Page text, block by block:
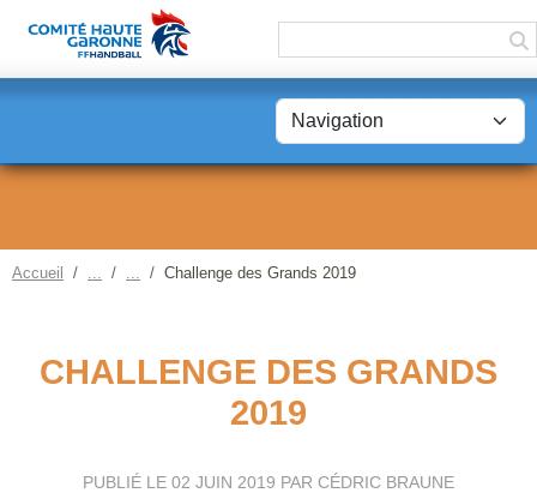
Accueil Challenge des Grands 2019
CHALLENGE DES GRANDS
2019
PUBLIÉ LE 02 JUIN 2019 PAR CÉDRIC BRAUNE
Panneau de gestion des cookies